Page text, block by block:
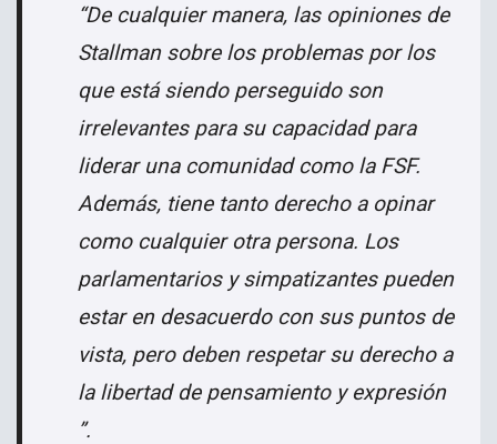
“De cualquier manera, las opiniones de
Stallman sobre los problemas por los
que está siendo perseguido son
irrelevantes para su capacidad para
liderar una comunidad como la FSF.
Además, tiene tanto derecho a opinar
como cualquier otra persona. Los
parlamentarios y simpatizantes pueden
estar en desacuerdo con sus puntos de
vista, pero deben respetar su derecho a
la libertad de pensamiento y expresión
”.